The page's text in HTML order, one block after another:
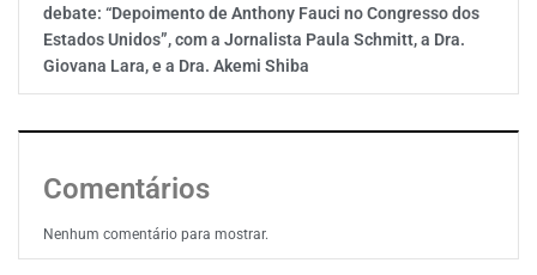
debate: “Depoimento de Anthony Fauci no Congresso dos
Estados Unidos”, com a Jornalista Paula Schmitt, a Dra.
Giovana Lara, e a Dra. Akemi Shiba
Comentários
Nenhum comentário para mostrar.